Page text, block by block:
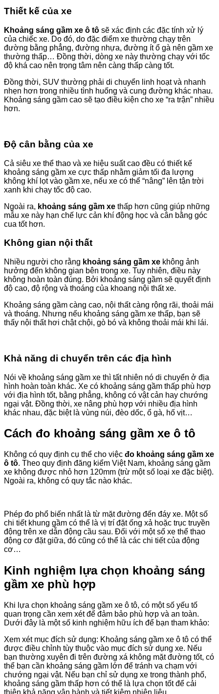
Thiết kế của xe
Khoảng sáng gầm xe ô tô sẽ xác định các đặc tính xử lý
của chiếc xe. Do đó, do đặc điểm xe thường chạy trên
đường bằng phẳng, đường nhựa, đường ít ổ gà nên gầm xe
thường thấp… Đồng thời, dòng xe này thường chạy với tốc
độ khá cao nên trọng tâm nên càng thấp càng tốt.
Đồng thời, SUV thường phải di chuyển linh hoạt và nhanh
nhẹn hơn trong nhiều tình huống và cung đường khác nhau.
Khoảng sáng gầm cao sẽ tạo điều kiện cho xe “ra trận” nhiều
hơn.
Độ cân bằng của xe
Cả siêu xe thể thao và xe hiệu suất cao đều có thiết kế
khoảng sáng gầm xe cực thấp nhằm giảm tối đa lượng
không khí lọt vào gầm xe, nếu xe có thể “nâng” lên tận trời
xanh khi chạy tốc độ cao.
Ngoài ra, khoảng sáng gầm xe thấp hơn cũng giúp những
mẫu xe này hạn chế lực cản khí động học và cân bằng góc
cua tốt hơn.
Không gian nội thất
Nhiều người cho rằng khoảng sáng gầm xe không ảnh
hưởng đến không gian bên trong xe. Tuy nhiên, điều này
không hoàn toàn đúng. Bởi khoảng sáng gầm sẽ quyết định
độ cao, độ rộng và thoáng của khoang nội thất xe.
Khoảng sáng gầm càng cao, nội thất càng rộng rãi, thoải mái
và thoáng. Nhưng nếu khoảng sáng gầm xe thấp, bạn sẽ
thấy nội thất hơi chật chội, gò bó và không thoải mái khi lái.
Khả năng di chuyển trên các địa hình
Nói về khoảng sáng gầm xe thì tất nhiên nó di chuyển ở địa
hình hoàn toàn khác. Xe có khoảng sáng gầm thấp phù hợp
với địa hình tốt, bằng phẳng, không có vật cản hay chướng
ngại vật. Đồng thời, xe nâng phù hợp với nhiều địa hình
khác nhau, đặc biệt là vùng núi, đèo dốc, ổ gà, hố vịt…
Cách đo khoảng sáng gầm xe ô tô
Không có quy định cụ thể cho việc đo khoảng sáng gầm xe
ô tô. Theo quy định đăng kiểm Việt Nam, khoảng sáng gầm
xe không được nhỏ hơn 120mm (trừ một số loại xe đặc biệt).
Ngoài ra, không có quy tắc nào khác.
Phép đo phổ biến nhất là từ mặt đường đến đáy xe. Một số
chi tiết khung gầm có thể là vị trí đặt ống xả hoặc trục truyền
động trên xe dẫn động cầu sau. Đối với một số xe thể thao
động cơ đặt giữa, đó cũng có thể là các chi tiết của động
cơ…
Kinh nghiệm lựa chọn khoảng sáng
gầm xe phù hợp
Khi lựa chọn khoảng sáng gầm xe ô tô, có một số yếu tố
quan trọng cần xem xét để đảm bảo phù hợp và an toàn.
Dưới đây là một số kinh nghiệm hữu ích để bạn tham khảo:
Xem xét mục đích sử dụng: Khoảng sáng gầm xe ô tô có thể
được điều chỉnh tùy thuộc vào mục đích sử dụng xe. Nếu
bạn thường xuyên đi trên đường xá không mặt đường tốt, có
thể bạn cần khoảng sáng gầm lớn để tránh va chạm với
chướng ngại vật. Nếu bạn chỉ sử dụng xe trong thành phố,
khoảng sáng gầm thấp hơn có thể là lựa chọn tốt để cải